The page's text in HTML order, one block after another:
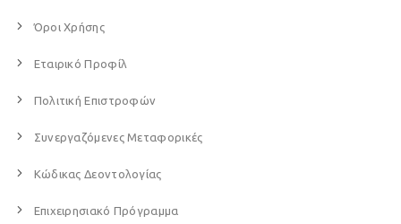
Όροι Χρήσης
Εταιρικό Προφίλ
Πολιτική Επιστροφών
Συνεργαζόμενες Μεταφορικές
Κώδικας Δεοντολογίας
Επιχειρησιακό Πρόγραμμα